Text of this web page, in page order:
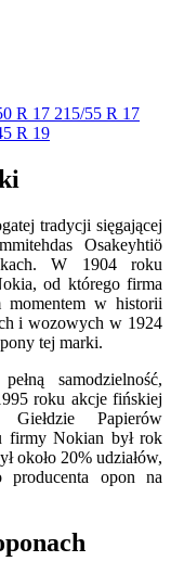
R 17 215/55 R 17
R 19
tradycji sięgającej
Osakeyhtiö
W 1904 roku
od którego firma
momentem w historii
i wozowych w 1924
tej marki.
samodzielność,
roku akcje fińskiej
Papierów
firmy Nokian był rok
około 20% udziałów,
producenta opon na